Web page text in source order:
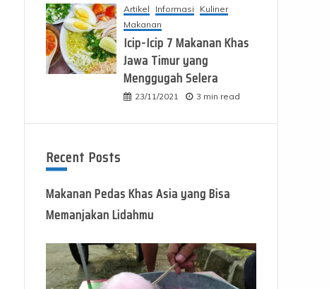
Artikel Informasi
Kuliner
Makanan
Icip-Icip 7 Makanan Khas
Jawa Timur yang
Menggugah Selera
23/11/2021 3 min read
Recent Posts
Makanan Pedas Khas Asia yang Bisa
Memanjakan Lidahmu